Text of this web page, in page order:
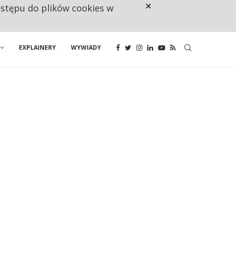
EXPLAINERY WYWIADY
do plików cookies w
×